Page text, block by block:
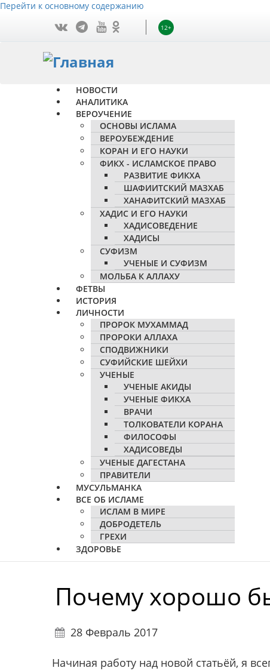
Перейти к основному содержанию
12+
НОВОСТИ
АНАЛИТИКА
ВЕРОУЧЕНИЕ
ОСНОВЫ ИСЛАМА
ВЕРОУБЕЖДЕНИЕ
КОРАН И ЕГО НАУКИ
ФИКХ - ИСЛАМСКОЕ ПРАВО
РАЗВИТИЕ ФИКХА
ШАФИИТСКИЙ МАЗХАБ
ХАНАФИТСКИЙ МАЗХАБ
ХАДИС И ЕГО НАУКИ
ХАДИСОВЕДЕНИЕ
ХАДИСЫ
СУФИЗМ
УЧЕНЫЕ И СУФИЗМ
МОЛЬБА К АЛЛАХУ
ФЕТВЫ
ИСТОРИЯ
ЛИЧНОСТИ
ПРОРОК МУХАММАД
ПРОРОКИ АЛЛАХА
СПОДВИЖНИКИ
СУФИЙСКИЕ ШЕЙХИ
УЧЕНЫЕ
УЧЕНЫЕ АКИДЫ
УЧЕНЫЕ ФИКХА
ВРАЧИ
ТОЛКОВАТЕЛИ КОРАНА
ФИЛОСОФЫ
ХАДИСОВЕДЫ
УЧЕНЫЕ ДАГЕСТАНА
ПРАВИТЕЛИ
МУСУЛЬМАНКА
ВСЕ ОБ ИСЛАМЕ
ИСЛАМ В МИРЕ
ДОБРОДЕТЕЛЬ
ГРЕХИ
ЗДОРОВЬЕ
Почему хорошо
28 Февраль 2017
Начиная работу над новой статьёй, я